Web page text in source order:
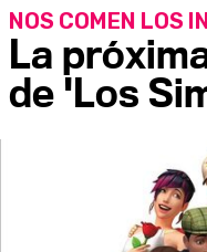
La
de 'Los
NOS COMEN LOS